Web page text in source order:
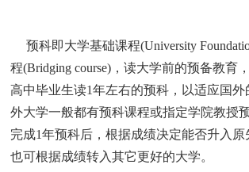
预科即大学基础课程(University
程(Bridging course)，读大学前的预备教育
高中毕业生读1年左右的预科，以适应国外
外大学一般都有预科课程或指定学院教授
完成1年预科后，根据成绩决定能否升入原
也可根据成绩转入其它更好的大学。